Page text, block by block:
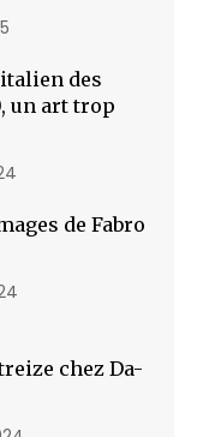
des
un art trop
de Fabro
chez Da-